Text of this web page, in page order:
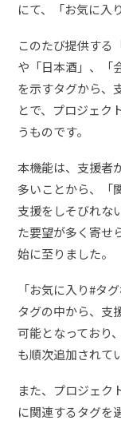
にて、「お気に入
このたび提供する
や「日本酒」、「
を示すタグから、
とで、プロジェク
うものです。
本機能は、支援者
多いことから、「
支援をしそびれな
た要望が多く寄せ
始に至りました。
「お気に入り#タ
タグの中から、支
可能となっており
も順次追加されて
また、プロジェク
に関連するタグを